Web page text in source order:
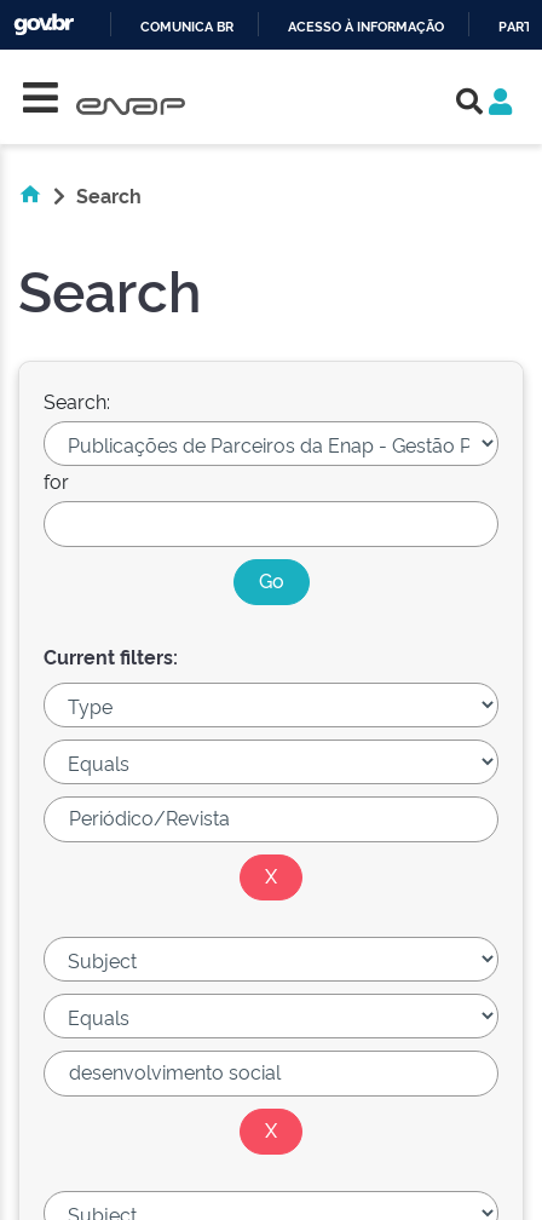
COMUNICA BR ACESSO À INFORMAÇÃO
Search
Search
Search:
for
Current filters: